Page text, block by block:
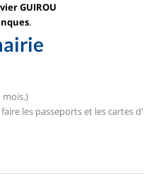
GUIROU
.
mois.)
faire les passeports et les cartes